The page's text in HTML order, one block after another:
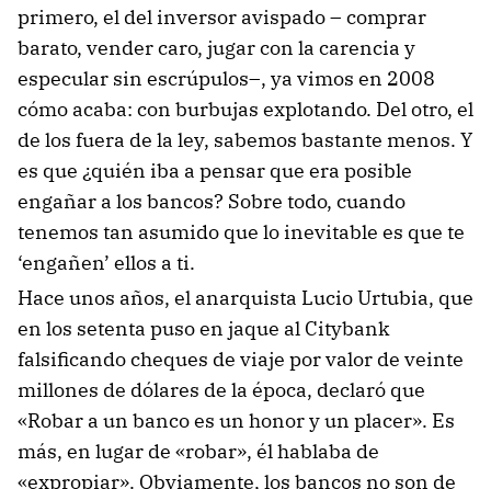
primero, el del inversor avispado – comprar
barato, vender caro, jugar con la carencia y
especular sin escrúpulos–, ya vimos en 2008
cómo acaba: con burbujas explotando. Del otro, el
de los fuera de la ley, sabemos bastante menos. Y
es que ¿quién iba a pensar que era posible
engañar a los bancos? Sobre todo, cuando
tenemos tan asumido que lo inevitable es que te
‘engañen’ ellos a ti.
Hace unos años, el anarquista Lucio Urtubia, que
en los setenta puso en jaque al Citybank
falsificando cheques de viaje por valor de veinte
millones de dólares de la época, declaró que
«Robar a un banco es un honor y un placer». Es
más, en lugar de «robar», él hablaba de
«expropiar». Obviamente, los bancos no son de